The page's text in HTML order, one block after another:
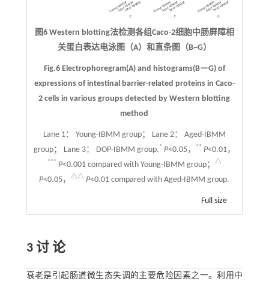
图6 Western blotting法检测各组Caco-2细胞中肠屏障相
关蛋白表达电泳图（A）和直条图（B~G）
Fig.6 Electrophoregram(A) and histograms(B－G) of
expressions of intestinal barrier-related proteins in Caco-
2 cells in various groups detected by Western blotting
method
Lane 1： Young-IBMM group； Lane 2： Aged-IBMM
group； Lane 3： DOP-IBMM group.* P<0.05， ** P<0.01，
*** P<0.001 compared with Young-IBMM group； △
P<0.05，△△ P<0.01 compared with Aged-IBMM group.
Full size
3 讨 论
衰老是引起肠道微生态失调的主要危险因素之一。利用中